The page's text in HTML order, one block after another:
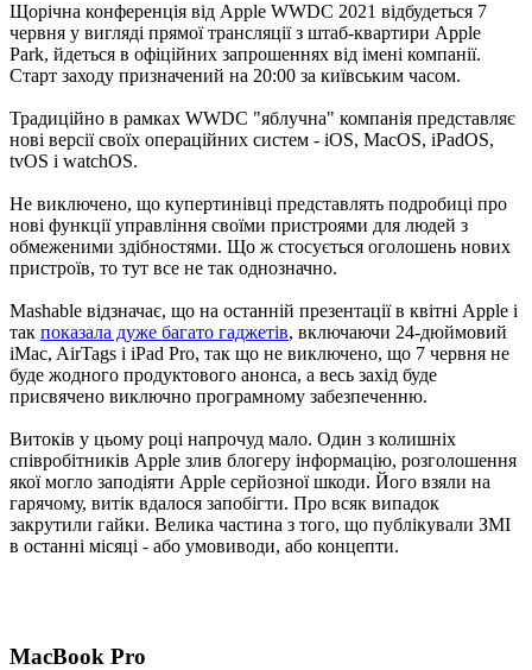
Щорічна конференція від Apple WWDC 2021 відбудеться 7
червня у вигляді прямої трансляції з штаб-квартири Apple
Park, йдеться в офіційних запрошеннях від імені компанії.
Старт заходу призначений на 20:00 за київським часом.
Традиційно в рамках WWDC "яблучна" компанія представляє
нові версії своїх операційних систем - iOS, MacOS, iPadOS,
tvOS і watchOS.
Не виключено, що купертинівці представлять подробиці про
нові функції управління своїми пристроями для людей з
обмеженими здібностями. Що ж стосується оголошень нових
пристроїв, то тут все не так однозначно.
Mashable відзначає, що на останній презентації в квітні Apple і
так показала дуже багато гаджетів, включаючи 24-дюймовий
iMac, AirTags і iPad Pro, так що не виключено, що 7 червня не
буде жодного продуктового анонса, а весь захід буде
присвячено виключно програмному забезпеченню.
Витоків у цьому році напрочуд мало. Один з колишніх
співробітників Apple злив блогеру інформацію, розголошення
якої могло заподіяти Apple серйозної шкоди. Його взяли на
гарячому, витік вдалося запобігти. Про всяк випадок
закрутили гайки. Велика частина з того, що публікували ЗМІ
в останні місяці - або умовиводи, або концепти.
MacBook Pro